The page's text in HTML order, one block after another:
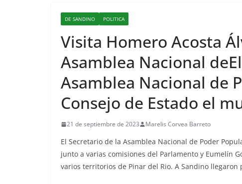
DE SANDINO POLITICA
Visita Homero Acosta
Asamblea Nacional
Asamblea Nacional de
Consejo de Estado el
21 de septiembre de 2023 Marelis Corvea Barreto
El Secretario de la Asamblea Nacional de Poder
junto a varias comisiones del Parlamento y Eumelín
varios territorios de Pinar del Rio. A Sandino